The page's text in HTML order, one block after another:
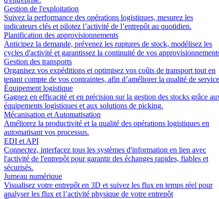
Gestion de l'exploitation
Suivez la performance des opérations logistiques, mesurez les
indicateurs clés et pilotez l’activité de l’entrepôt au quotidien.
Planification des approvisionnements
Anticipez la demande, prévenez les ruptures de stock, modélisez les
cycles d'activité et garantissez la continuité de vos
Gestion des transports
Organisez vos expéditions et optimisez vos coûts de transport tout en
tenant compte de vos contraintes, afin d’améliorer la qualité de
Équipement logistique
Gagnez en efficacité et en précision sur la gestion des stocks grâce
équipements logistiques et aux solutions de picking.
Mécanisation et Automatisation
Améliorez la productivité et la qualité des opérations logistiques en
automatisant vos processus.
EDI et API
Connectez, interfacez tous les systèmes d'information en lien avec
l'activité de l'entrepôt pour garantir des échanges rapides, fiables et
sécurisés.
Jumeau numérique
Visualisez votre entrepôt en 3D et suivez les flux en temps réel pour
analyser les flux et l’activité physique de votre entrepôt